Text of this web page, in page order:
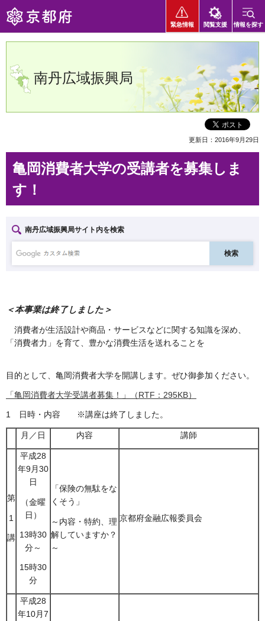
京都府
緊急情報 閲覧支援 情報を探す
南丹広域振興局
更新日：2016年9月29日
亀岡消費者大学の受講者を募集しま
す！
南丹広域振興局サイト内を検索
＜本事業は終了しました＞
消費者が生活設計や商品・サービスなどに関する知識を深め、
「消費者力」を育て、豊かな消費生活を送れることを
目的として、亀岡消費者大学を開講します。ぜひ御参加ください。
「亀岡消費者大学受講者募集！」（RTF：295KB）
1 日時・内容 ※講座は終了しました。
月／日 内容 講師
第
1
講
平成28
年9月30
日
（金曜
日）
13時30
分～
15時30
分
「保険の無駄をな
くそう」
～内容・特約、理
解していますか？
～
京都府金融広報委員会
平成28
年10月7